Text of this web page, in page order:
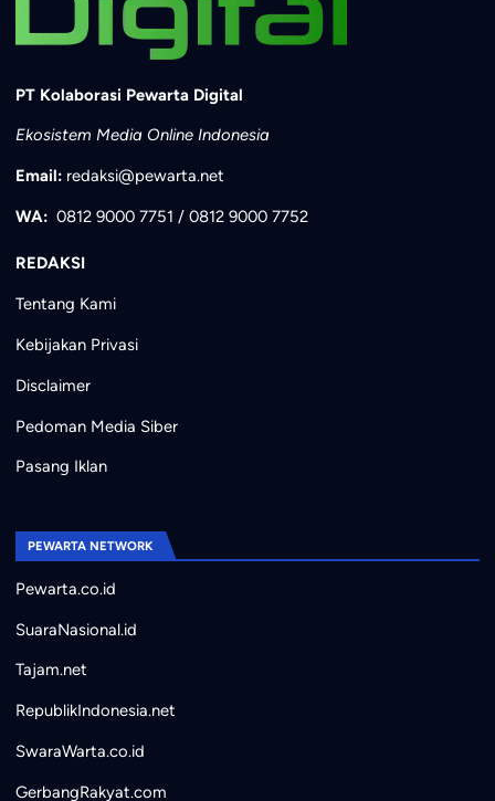
PT Kolaborasi Pewarta Digital
Ekosistem Media Online Indonesia
Email: redaksi@pewarta.net
WA: 0812 9000 7751 / 0812 9000 7752
REDAKSI
Tentang Kami
Kebijakan Privasi
Disclaimer
Pedoman Media Siber
Pasang Iklan
PEWARTA NETWORK
Pewarta.co.id
SuaraNasional.id
Tajam.net
RepublikIndonesia.net
SwaraWarta.co.id
GerbangRakyat.com